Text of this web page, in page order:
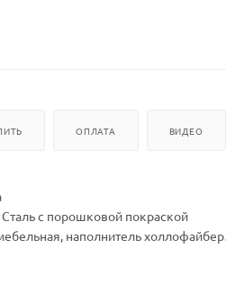
ОПЛАТА ВИДЕО
Сталь с порошковой покраской
наполнитель холлофайбер
(см):